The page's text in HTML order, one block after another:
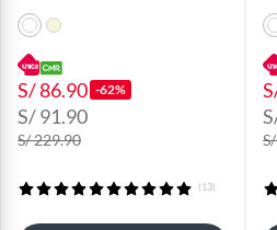
S/ 86.90 -62%
S/ 91.90
S/ 229.90
(13)